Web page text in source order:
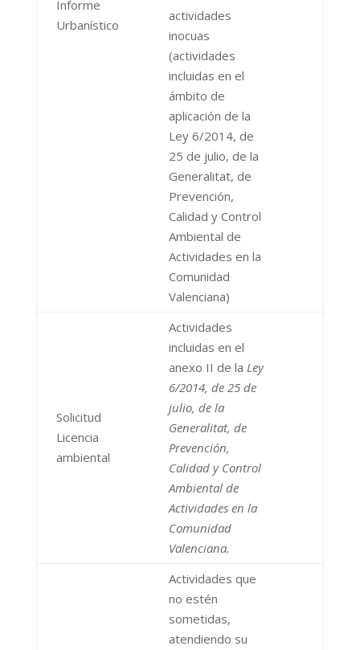
Informe
Urbanístico
actividades
inocuas
(actividades
incluidas en el
ámbito de
aplicación de la
Ley 6/2014, de
25 de julio, de la
Generalitat, de
Prevención,
Calidad y Control
Ambiental de
Actividades en la
Comunidad
Valenciana)
Solicitud
Licencia
ambiental
Actividades
incluidas en el
anexo II de la Ley
6/2014, de 25 de
julio, de la
Generalitat, de
Prevención,
Calidad y Control
Ambiental de
Actividades en la
Comunidad
Valenciana.
Actividades que
no estén
sometidas,
atendiendo su